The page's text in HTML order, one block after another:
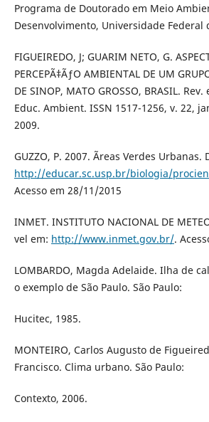
Programa de Doutorado em Meio
Desenvolvimento, Universidade Federal
FIGUEIREDO, J; GUARIM NETO, G.
PERCEPÃ‡ÃƒO AMBIENTAL DE UM
DE SINOP, MATO GROSSO, BRASIL.
Educ. Ambient. ISSN 1517-1256, v. 22,
2009.
GUZZO, P. 2007. Ãreas Verdes Urbanas.
http://educar.sc.usp.br/biologia/
Acesso em 28/11/2015
INMET. INSTITUTO NACIONAL DE
vel em: http://www.inmet.gov.br/.
LOMBARDO, Magda Adelaide. Ilha de
o exemplo de São Paulo. São Paulo:
Hucitec, 1985.
MONTEIRO, Carlos Augusto de
Francisco. Clima urbano. São Paulo:
Contexto, 2006.